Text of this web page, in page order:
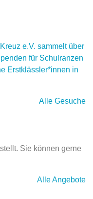
e.V. sammelt über
für Schulranzen
Erstklässler*innen in
Alle Gesuche
Sie können gerne
Alle Angebote